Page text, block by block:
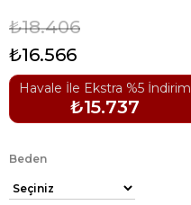
₺18.406
₺16.566
Havale İle Ekstra %5 İndirim
₺15.737
Beden